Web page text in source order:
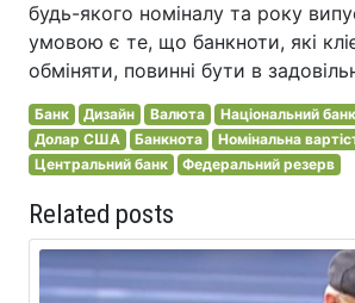
будь-якого номіналу та року
умовою є те, що банкноти, які
обміняти, повинні бути в
Банк Дизайн Валюта
Національний
Долар США
Банкнота
Номінальна
Центральний банк
Федеральний резерв
Related posts